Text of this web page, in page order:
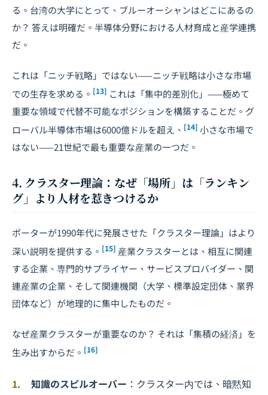
る。台湾の大学にとって、ブルーオーシャンはどこにあるの
か？ 答えは明確だ。半導体分野における人材育成と産学連携
だ。
これは「ニッチ戦略」ではない——ニッチ戦略は小さな市場
での生存を求める。 [13] これは「集中的差別化」——極めて
重要な領域で代替不可能なポジションを構築することだ。グ
ローバル半導体市場は6000億ドルを超え、 [14] 小さな市場で
はない——21世紀で最も重要な産業の一つだ。
4. クラスター理論：なぜ「場所」は「ランキン
グ」より人材を惹きつけるか
ポーターが1990年代に発展させた「クラスター理論」はより
深い説明を提供する。 [15] 産業クラスターとは、相互に関連
する企業、専門的サプライヤー、サービスプロバイダー、関
連産業の企業、そして関連機関（大学、標準設定団体、業界
団体など）が地理的に集中したものだ。
なぜ産業クラスターが重要なのか？ それは「集積の経済」を
生み出すからだ。 [16]
知識のスピルオーバー ：クラスター内では、暗黙知